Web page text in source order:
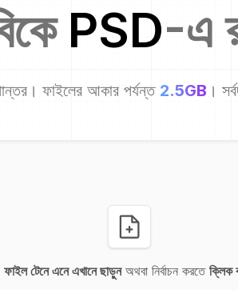
PSD-এ
ফাইলের আকার পর্যন্ত 2.5GB ।
ফাইল টেনে এনে এখানে ছাড়ুনঅথবা নির্বাচন করতে ক্লিক